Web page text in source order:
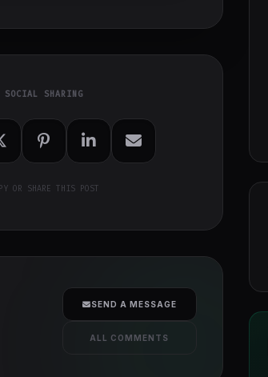
SOCIAL SHARING
OR SHARE THIS POST
SEND A MESSAGE
ALL COMMENTS